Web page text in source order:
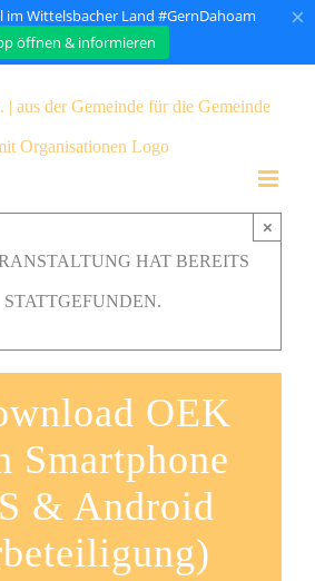
im Wittelsbacher Land #GernDahoam
öffnen & informieren
×
HAT BEREITS
STATTGEFUNDEN.
×
OEK
Smartphone
& Android